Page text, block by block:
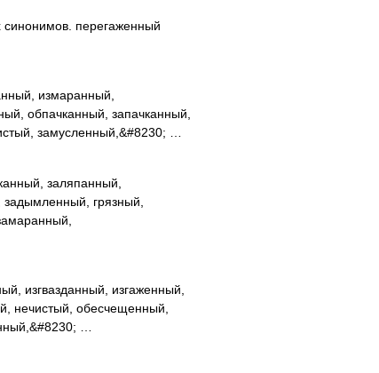
перегаженный
измаранный,
обпачканный, запачканный,
замусленный,&#8230; …
заляпанный,
грязный,
изгвазданный, изгаженный,
нечистый, обесчещенный,
…